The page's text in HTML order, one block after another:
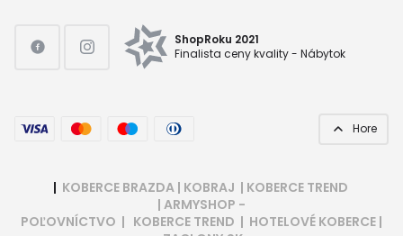
ShopRoku 2021
Finalista ceny kvality - Nábytok
Hore
| KOBERCE BRAZDA | KOBRAJ | KOBERCE TREND
| ARMYSHOP -
POĽOVNÍCTVO | KOBERCE TREND | HOTELOVÉ KOBERCE |